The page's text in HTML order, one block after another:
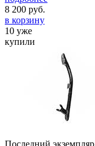
8 200 руб.
в корзину
10 уже
купили
Последний экземпляр